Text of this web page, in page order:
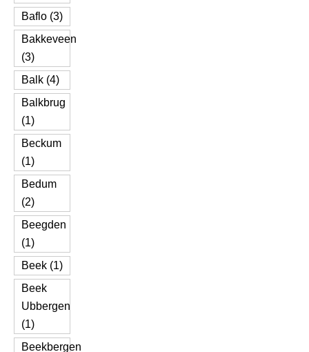
Baflo (3)
Bakkeveen
(3)
Balk (4)
Balkbrug
(1)
Beckum
(1)
Bedum
(2)
Beegden
(1)
Beek (1)
Beek
Ubbergen
(1)
Beekbergen